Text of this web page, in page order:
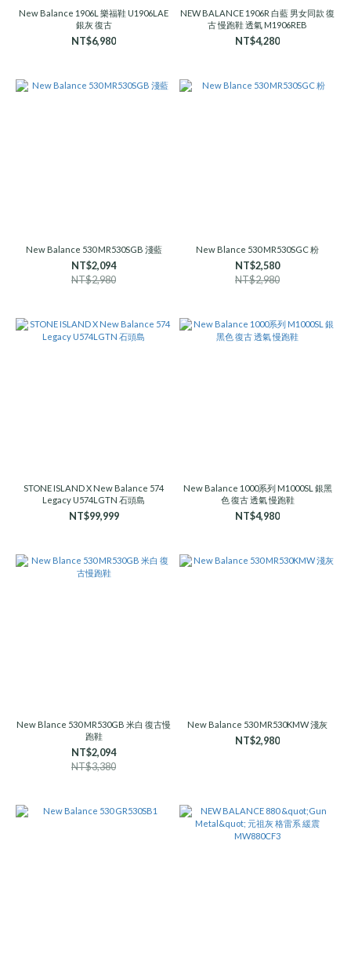
New Balance 1906L 樂福鞋 U1906LAE
銀灰 復古
NT$6,980
NEW BALANCE 1906R 白藍 男女同款 復
古 慢跑鞋 透氣 M1906REB
NT$4,280
New Balance 530 MR530SGB 淺藍
NT$2,094
NT$2,980
New Blance 530 MR530SGC 粉
NT$2,580
NT$2,980
STONE ISLAND X New Balance 574
Legacy U574LGTN 石頭島
NT$99,999
New Balance 1000系列 M1000SL 銀黑
色 復古 透氣 慢跑鞋
NT$4,980
New Blance 530 MR530GB 米白 復古慢
跑鞋
NT$2,094
NT$3,380
New Balance 530 MR530KMW 淺灰
NT$2,980